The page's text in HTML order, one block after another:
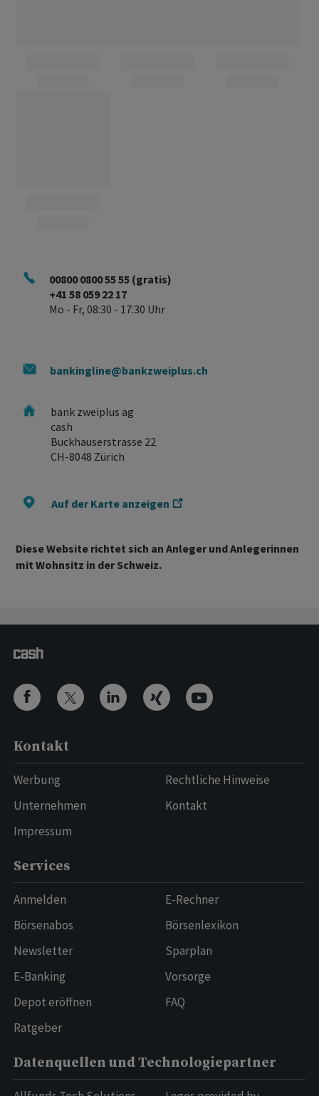
00800 0800 55 55 (gratis)
+41 58 059 22 17
Mo - Fr, 08:30 - 17:30 Uhr
bankingline@bankzweiplus.ch
bank zweiplus ag
cash
Buckhauserstrasse 22
CH-8048 Zürich
Auf der Karte anzeigen
Diese Website richtet sich an Anleger und Anlegerinnen
mit Wohnsitz in der Schweiz.
Kontakt
Werbung
Unternehmen
Impressum
Rechtliche Hinweise
Kontakt
Services
Anmelden
Börsenabos
Newsletter
E-Banking
Depot eröffnen
Ratgeber
E-Rechner
Börsenlexikon
Sparplan
Vorsorge
FAQ
Datenquellen und Technologiepartner